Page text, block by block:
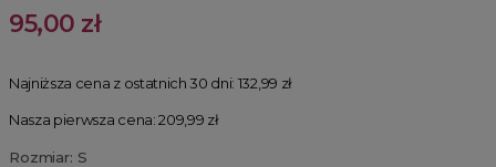
95,00 zł
Najniższa cena z ostatnich 30 dni: 132,99 zł
Nasza pierwsza cena: 209,99 zł
Rozmiar: S